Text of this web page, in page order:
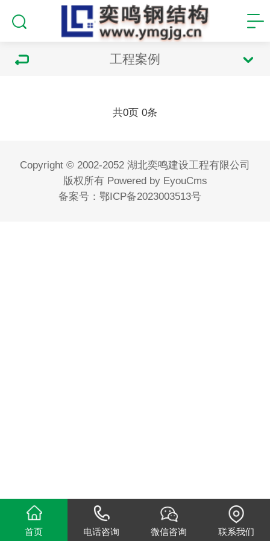
工程案例
共0页 0条
Copyright © 2002-2052 湖北奕鸣建设工程有限公司
版权所有Powered by EyouCms
备案号： 鄂ICP备2023003513号
首页 电话咨询 微信咨询 联系我们